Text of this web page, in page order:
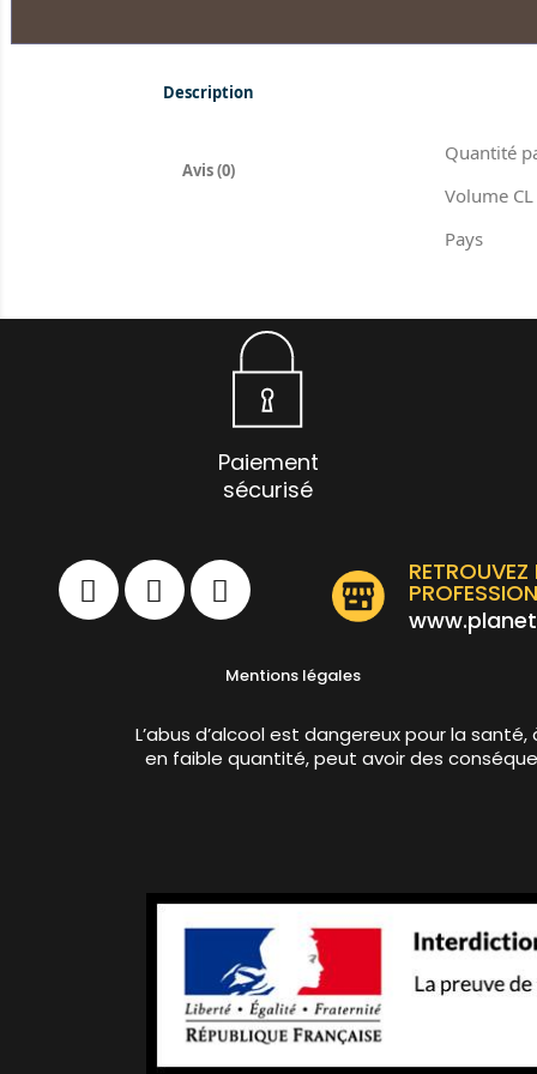
Description
Avis (0)
Quantité
Volume CL
Pays
Paiement
sécurisé
Mentions légales
L’abus d’alcool est dangereux pour la
en faible quantité, peut avoir des